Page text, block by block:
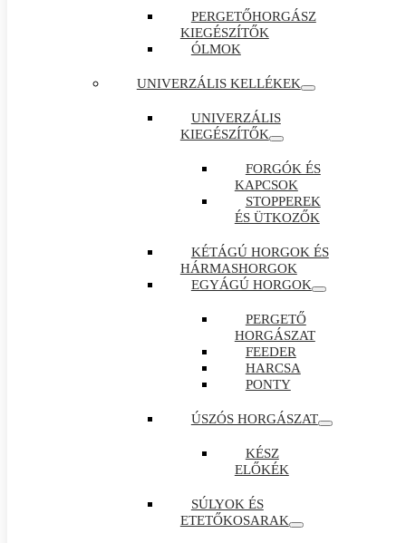
PERGETŐHORGÁSZ
KIEGÉSZÍTŐK
ÓLMOK
UNIVERZÁLIS KELLÉKEK
UNIVERZÁLIS
KIEGÉSZÍTŐK
FORGÓK ÉS
KAPCSOK
STOPPEREK
ÉS ÜTKOZŐK
KÉTÁGÚ HORGOK ÉS
HÁRMASHORGOK
EGYÁGÚ HORGOK
PERGETŐ
HORGÁSZAT
FEEDER
HARCSA
PONTY
ÚSZÓS HORGÁSZAT
KÉSZ
ELŐKÉK
SÚLYOK ÉS
ETETŐKOSARAK